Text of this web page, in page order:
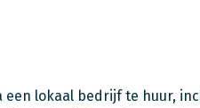
lokaal bedrijf te huur,